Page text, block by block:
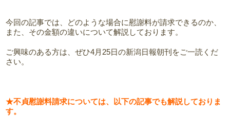
今回の記事では、どのような場合に慰謝料が請求できるのか、
また、その金額の違いについて解説しております。
ご興味のある方は、ぜひ4月25日の新潟日報朝刊をご一読くだ
さい。
★不貞慰謝料請求については、以下の記事でも解説しておりま
す。